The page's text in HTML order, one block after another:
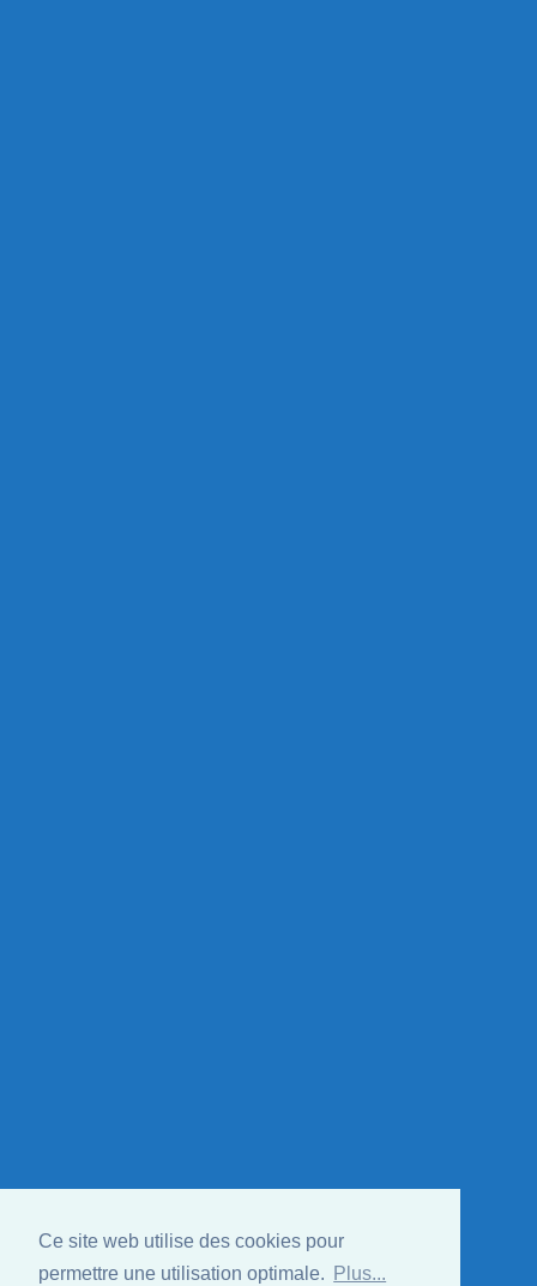
Ce site web utilise des cookies pour
permettre une utilisation optimale.
Plus...